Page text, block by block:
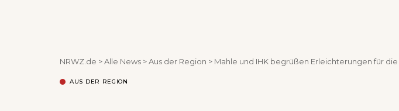
NRWZ.de >Alle News >Aus der Region > Mahle und IHK begrüßen Erleichterungen für die europäische
AUS DER REGION